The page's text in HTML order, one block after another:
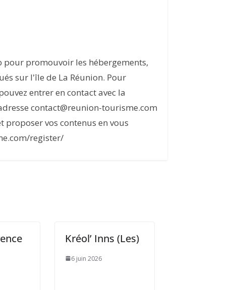
pour promouvoir les hébergements,
sur l'île de La Réunion. Pour
entrer en contact avec la
contact@reunion-tourisme.com
proposer vos contenus en vous
register/
Kréol’ Inns (Les)
6 juin 2026